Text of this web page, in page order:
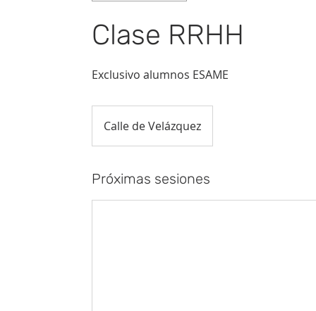
Clase RRHH
Exclusivo alumnos ESAME
Calle de Velázquez
Próximas sesiones